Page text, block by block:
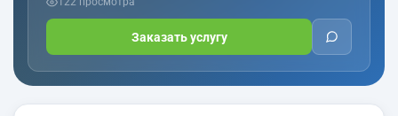
Заказать услугу